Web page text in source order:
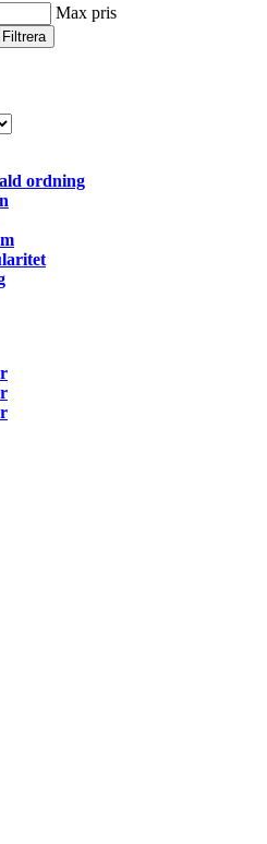
Max pris
Filtrera
ordning